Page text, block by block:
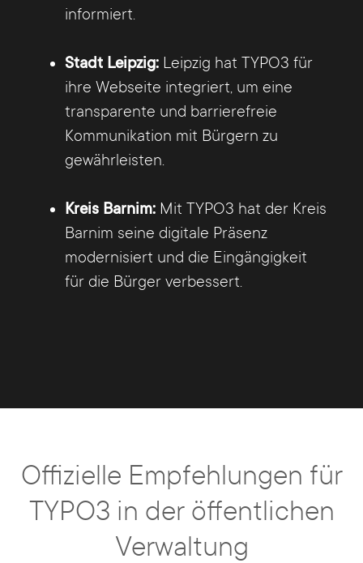
informiert.
Stadt Leipzig: Leipzig hat TYPO3 für
ihre Webseite integriert, um eine
transparente und barrierefreie
Kommunikation mit Bürgern zu
gewährleisten.
Kreis Barnim: Mit TYPO3 hat der Kreis
Barnim seine digitale Präsenz
modernisiert und die Eingängigkeit
für die Bürger verbessert.
Offizielle Empfehlungen für
TYPO3 in der öffentlichen
Verwaltung